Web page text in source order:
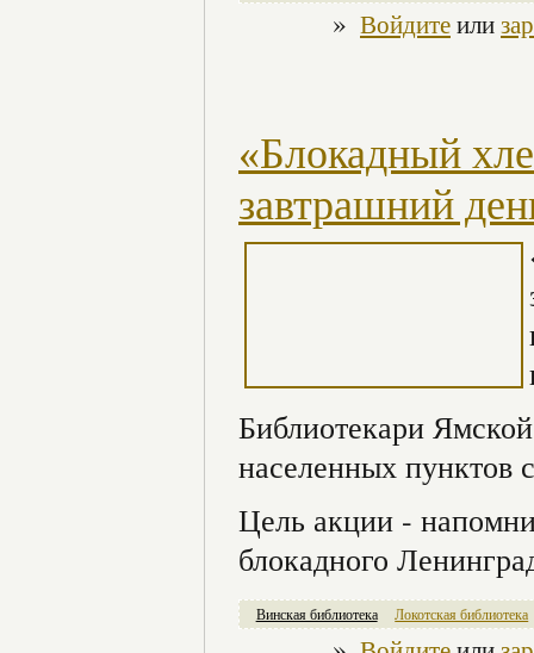
» Войдитеили
«Блокадный
завтрашний
Библиотекари
населенных пунктов
Цель акции -
блокадного
Винская библиотека Локотская библиотека